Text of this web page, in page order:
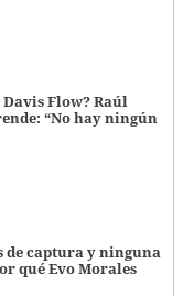
Davis Flow? Raúl
“No hay ningún
de captura y ninguna
qué Evo Morales